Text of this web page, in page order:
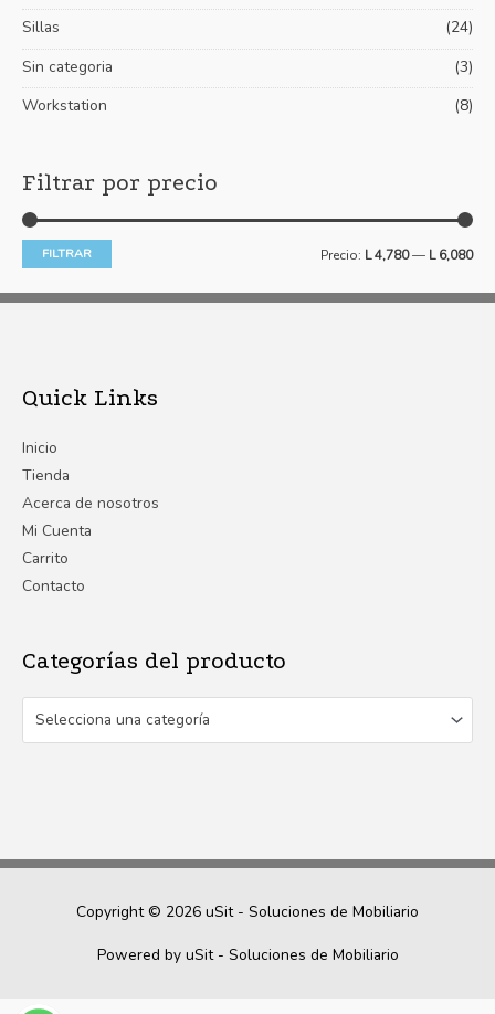
Sillas
(24)
Sin categoria
(3)
Workstation
(8)
Filtrar por precio
FILTRAR Precio: L 4,780— L 6,080
Quick Links
Inicio
Tienda
Acerca de nosotros
Mi Cuenta
Carrito
Contacto
Categorías del producto
Selecciona una categoría
Copyright © 2026 uSit - Soluciones de Mobiliario
Powered by uSit - Soluciones de Mobiliario